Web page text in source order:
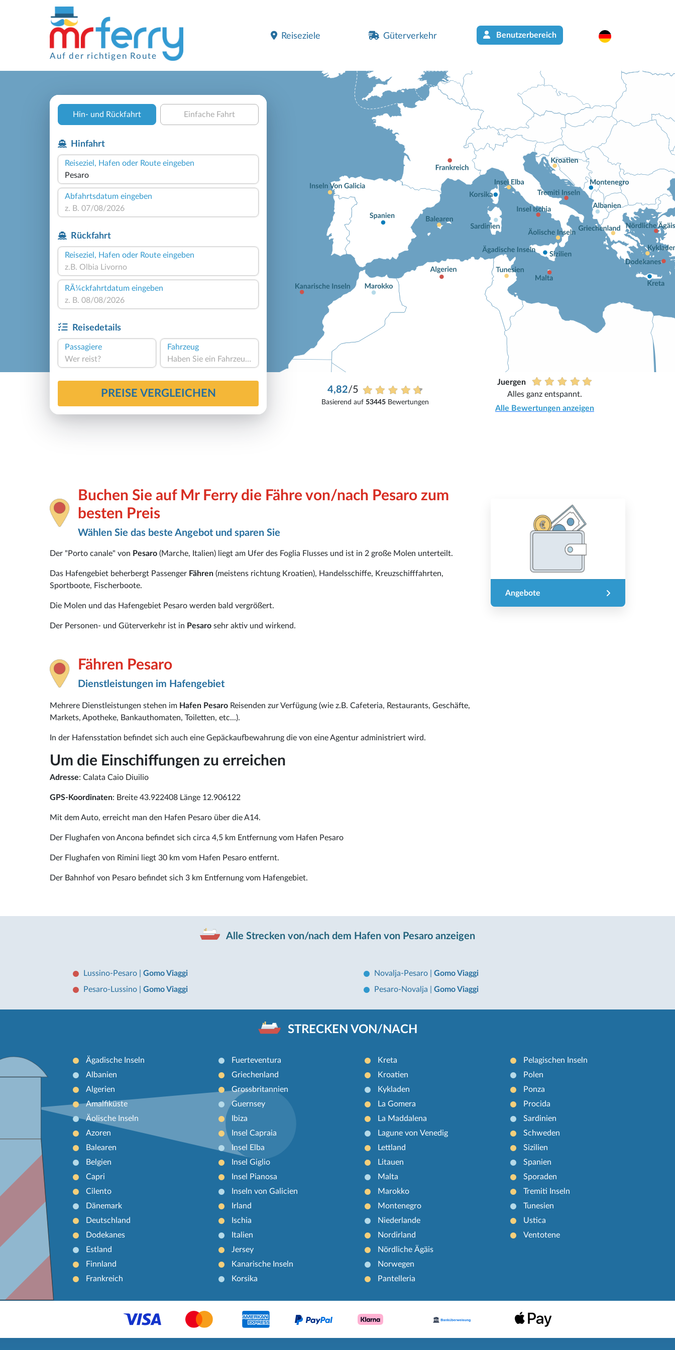
Auf der richtigen Route
Reiseziele Güterverkehr Benutzerbereich
Hin- und Rückfahrt Einfache Fahrt
Hinfahrt
Reiseziel, Hafen oder Route eingeben
Abfahrtsdatum eingeben
Rückfahrt
Reiseziel, Hafen oder Route eingeben
RÃ¼ckfahrtdatum eingeben
Reisedetails
Passagiere
Wer reist?
Fahrzeug
Haben Sie ein Fahrzeug?
PREISE VERGLEICHEN 4,82/5
Basierend auf53445 Bewertungen
Juergen
Alles ganz entspannt.
Alle Bewertungen anzeigen
Buchen Sie auf Mr Ferry die Fähre von/nach Pesaro zum
besten Preis
Wählen Sie das beste Angebot und sparen Sie
Der "Porto canale" von Pesaro (Marche, Italien) liegt am Ufer des Foglia Flusses und ist in 2 große Molen unterteilt.
Das Hafengebiet beherbergt Passenger Fähren (meistens richtung Kroatien), Handelsschiffe, Kreuzschifffahrten,
Sportboote, Fischerboote.
Die Molen und das Hafengebiet Pesaro werden bald vergrößert.
Der Personen- und Güterverkehr ist in Pesaro sehr aktiv und wirkend.
Fähren Pesaro
Dienstleistungen im Hafengebiet
Mehrere Dienstleistungen stehen im Hafen Pesaro Reisenden zur Verfügung (wie z.B. Cafeteria, Restaurants, Geschäfte,
Markets, Apotheke, Bankauthomaten, Toiletten, etc...).
In der Hafensstation befindet sich auch eine Gepäckaufbewahrung die von eine Agentur administriert wird.
Um die Einschiffungen zu erreichen
Adresse: Calata Caio Diuilio
GPS-Koordinaten: Breite 43.922408 Länge 12.906122
Mit dem Auto, erreicht man den Hafen Pesaro über die A14.
Der Flughafen von Ancona befindet sich circa 4,5 km Entfernung vom Hafen Pesaro
Der Flughafen von Rimini liegt 30 km vom Hafen Pesaro entfernt.
Der Bahnhof von Pesaro befindet sich 3 km Entfernung vom Hafengebiet.
Angebote
Alle Strecken von/nach dem Hafen von Pesaro anzeigen
Lussino-Pesaro Gomo Viaggi Novalja-Pesaro
Gomo Viaggi
Pesaro-Lussino
Gomo Viaggi Pesaro-Novalja Gomo Viaggi
STRECKEN VON/NACH
Ägadische Inseln
Albanien
Algerien
Amalfiküste
Äolische Inseln
Azoren
Balearen
Belgien
Capri
Cilento
Dänemark
Deutschland
Dodekanes
Estland
Finnland
Frankreich
Fuerteventura
Griechenland
Grossbritannien
Guernsey
Ibiza
Insel Capraia
Insel Elba
Insel Giglio
Insel Pianosa
Inseln von Galicien
Irland
Ischia
Italien
Jersey
Kanarische Inseln
Korsika
Kreta
Kroatien
Kykladen
La Gomera
La Maddalena
Lagune von Venedig
Lettland
Litauen
Malta
Marokko
Montenegro
Niederlande
Nordirland
Nördliche Ägäis
Norwegen
Pantelleria
Pelagischen Inseln
Polen
Ponza
Procida
Sardinien
Schweden
Sizilien
Spanien
Sporaden
Tremiti Inseln
Tunesien
Ustica
Ventotene